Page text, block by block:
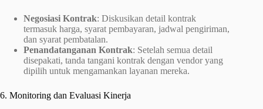
Negosiasi Kontrak: Diskusikan detail kontrak
termasuk harga, syarat pembayaran, jadwal pengiriman,
dan syarat pembatalan.
Penandatanganan Kontrak: Setelah semua detail
disepakati, tanda tangani kontrak dengan vendor yang
dipilih untuk mengamankan layanan mereka.
6. Monitoring dan Evaluasi Kinerja